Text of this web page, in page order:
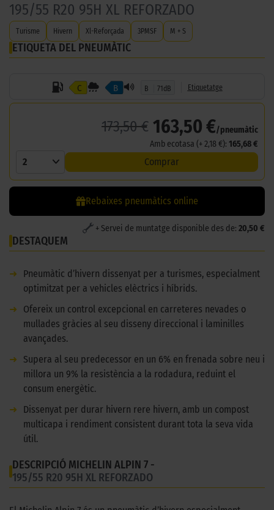
195/55 R20 95H XL REFORZADO
Turisme Hivern Xl-Reforçada 3PMSF M + S
ETIQUETA DEL PNEUMÀTIC
C B B 71dB Etiquetatge
173,50 € 163,50 €/pneumàtic
Amb ecotasa (+ 2,18 €): 165,68 €
2 Comprar
Rebaixes pneumàtics online
+ Servei de muntatge disponible des de: 20,50 €
DESTAQUEM
➜
Pneumàtic d’hivern dissenyat per a turismes, especialment
optimitzat per a vehicles elèctrics i híbrids.
➜
Ofereix un control excepcional en carreteres nevades o
mullades gràcies al seu disseny direccional i laminilles
avançades.
➜
Supera al seu predecessor en un 6% en frenada sobre neu i
millora un 9% la resistència a la rodadura, reduint el
consum energètic.
➜
Dissenyat per durar hivern rere hivern, amb un compost
multicapa i rendiment consistent durant tota la seva vida
útil.
DESCRIPCIÓ MICHELIN ALPIN 7 -
195/55 R20 95H XL REFORZADO